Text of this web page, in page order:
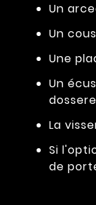
Un
Un
Une
Un
La
Si
de